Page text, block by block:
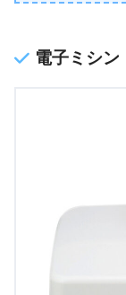
電子ミシン